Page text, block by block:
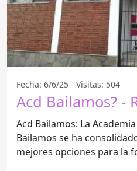
Fecha: 6/6/25 - Visitas: 504
Acd Bailamos? -
Acd Bailamos: La Academia
Bailamos se ha
mejores opciones para la